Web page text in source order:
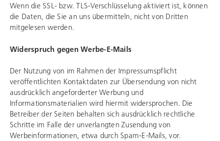
Wenn die SSL- bzw. TLS-Verschlüsselung aktiviert ist, können
die Daten, die Sie an uns übermitteln, nicht von Dritten
mitgelesen werden.
Widerspruch gegen Werbe-E-Mails
Der Nutzung von im Rahmen der Impressumspflicht
veröffentlichten Kontaktdaten zur Übersendung von nicht
ausdrücklich angeforderter Werbung und
Informationsmaterialien wird hiermit widersprochen. Die
Betreiber der Seiten behalten sich ausdrücklich rechtliche
Schritte im Falle der unverlangten Zusendung von
Werbeinformationen, etwa durch Spam-E-Mails, vor.